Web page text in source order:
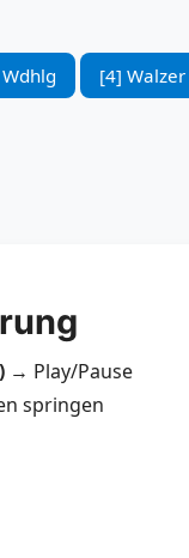
[4] Walzer
→ Play/Pause
springen